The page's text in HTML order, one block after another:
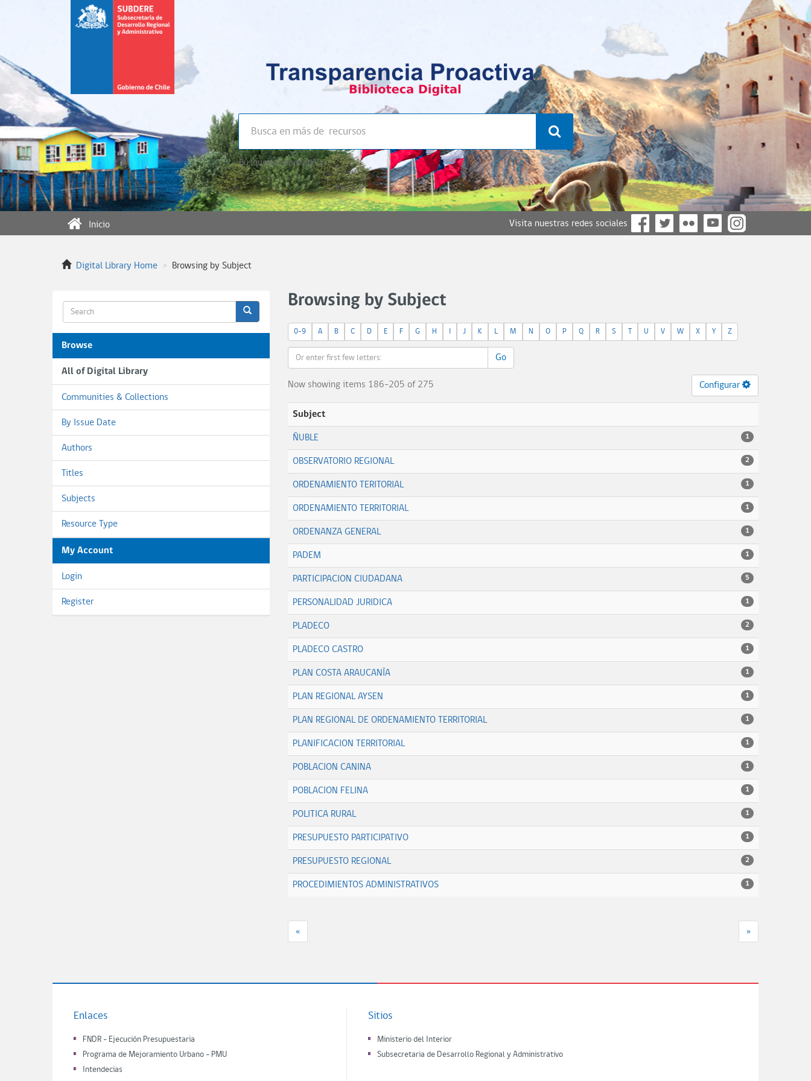
Búsqueda avanzada >>
Inicio Visita nuestras redes sociales
Digital Library Home Browsing by Subject
Browse
All of Digital Library
Communities & Collections
By Issue Date
Authors
Titles
Subjects
Resource Type
My Account
Login
Register
Browsing by Subject
0-9 A B C D E F G H J K L M N O P Q R S T U V W X Y Z
Go
Now showing items 186-205 of 275 Configurar
Subject
ÑUBLE 1
OBSERVATORIO REGIONAL 2
ORDENAMIENTO TERITORIAL 1
ORDENAMIENTO TERRITORIAL 1
ORDENANZA GENERAL 1
PADEM 1
PARTICIPACION CIUDADANA 5
PERSONALIDAD JURIDICA 1
PLADECO 2
PLADECO CASTRO 1
PLAN COSTA ARAUCANÍA 1
PLAN REGIONAL AYSEN 1
PLAN REGIONAL DE ORDENAMIENTO TERRITORIAL 1
PLANIFICACION TERRITORIAL 1
POBLACION CANINA 1
POBLACION FELINA 1
POLITICA RURAL 1
PRESUPUESTO PARTICIPATIVO 1
PRESUPUESTO REGIONAL 2
PROCEDIMIENTOS ADMINISTRATIVOS 1
« »
Enlaces
FNDR - Ejecución Presupuestaria
Programa de Mejoramiento Urbano - PMU
Intendecias
Sitios
Ministerio del Interior
Subsecretaria de Desarrollo Regional y Administrativo